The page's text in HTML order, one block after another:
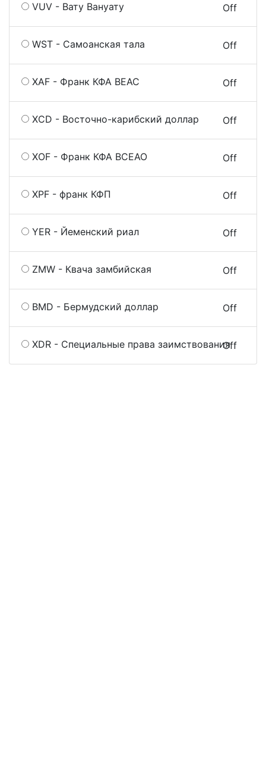
VUV - Вату Вануату Off
WST - Самоанская тала Off
XAF - Франк КФА ВЕАС Off
XCD - Восточно-карибский доллар
On Off
XOF - Франк КФА ВСЕАО Off
XPF - франк КФП Off
YER - Йеменский риал Off
ZMW - Квача замбийская Off
BMD - Бермудский доллар Off
XDR - Специальные права заимствования
On Off